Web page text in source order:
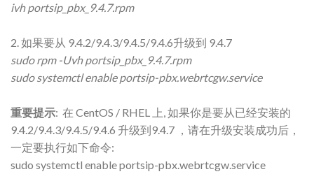
ivh portsip_pbx_9.4.7.rpm
2. 如果要从 9.4.2/9.4.3/9.4.5/9.4.6升级到 9.4.7
sudo rpm -Uvh portsip_pbx_9.4.7.rpm
sudo systemctl enable portsip-pbx.webrtcgw.service
重要提示: 在 CentOS / RHEL 上, 如果你是要从已经安装的
9.4.2/9.4.3/9.4.5/9.4.6 升级到9.4.7 ，请在升级安装成功后，
一定要执行如下命令:
sudo systemctl enable portsip-pbx.webrtcgw.service